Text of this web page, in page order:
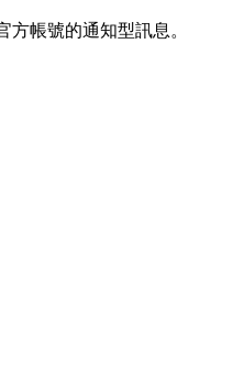
方帳號的通知型訊息。